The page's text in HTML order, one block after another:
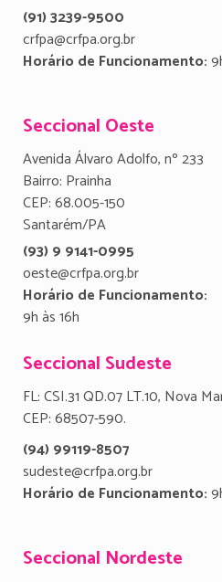
(91) 3239-9500
crfpa@crfpa.org.br
Horário de Funcionamento:
Seccional Oeste
Avenida Álvaro Adolfo, nº 233
Bairro: Prainha
CEP: 68.005-150
Santarém/PA
(93) 9 9141-0995
oeste@crfpa.org.br
Horário de Funcionamento:
9h às 16h
Seccional Sudeste
FL: CSI.31 QD.07 LT.10, Nova
CEP: 68507-590.
(94) 99119-8507
sudeste@crfpa.org.br
Horário de Funcionamento:
Seccional Nordeste